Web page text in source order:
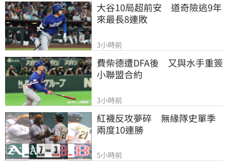
大谷10局超前安　道奇險逃9年
來最長8連敗
3小時前
費柴德遭DFA後　又與水手重簽
小聯盟合約
3小時前
紅襪反攻夢碎　無緣隊史單季
兩度10連勝
5小時前